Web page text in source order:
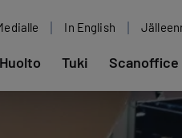
In English
Huolto Tuki Scanoffice